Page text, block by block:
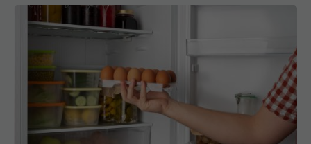
Ce alimente trebuie să pui pe ușa frigiderului. NU,
nici ouă, nici lapte